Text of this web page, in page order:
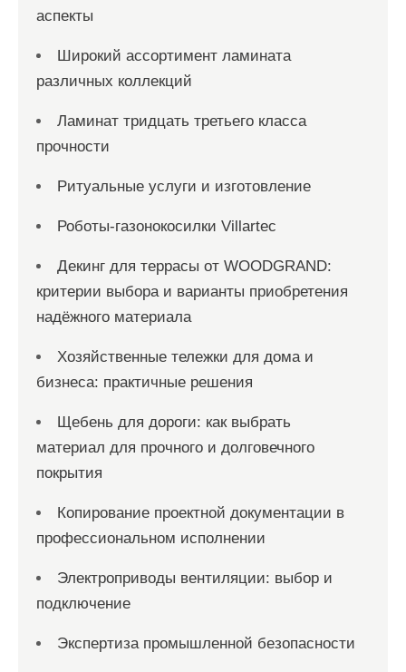
аспекты
Широкий ассортимент ламината
различных коллекций
Ламинат тридцать третьего класса
прочности
Ритуальные услуги и изготовление
Роботы-газонокосилки Villartec
Декинг для террасы от WOODGRAND:
критерии выбора и варианты приобретения
надёжного материала
Хозяйственные тележки для дома и
бизнеса: практичные решения
Щебень для дороги: как выбрать
материал для прочного и долговечного
покрытия
Копирование проектной документации в
профессиональном исполнении
Электроприводы вентиляции: выбор и
подключение
Экспертиза промышленной безопасности